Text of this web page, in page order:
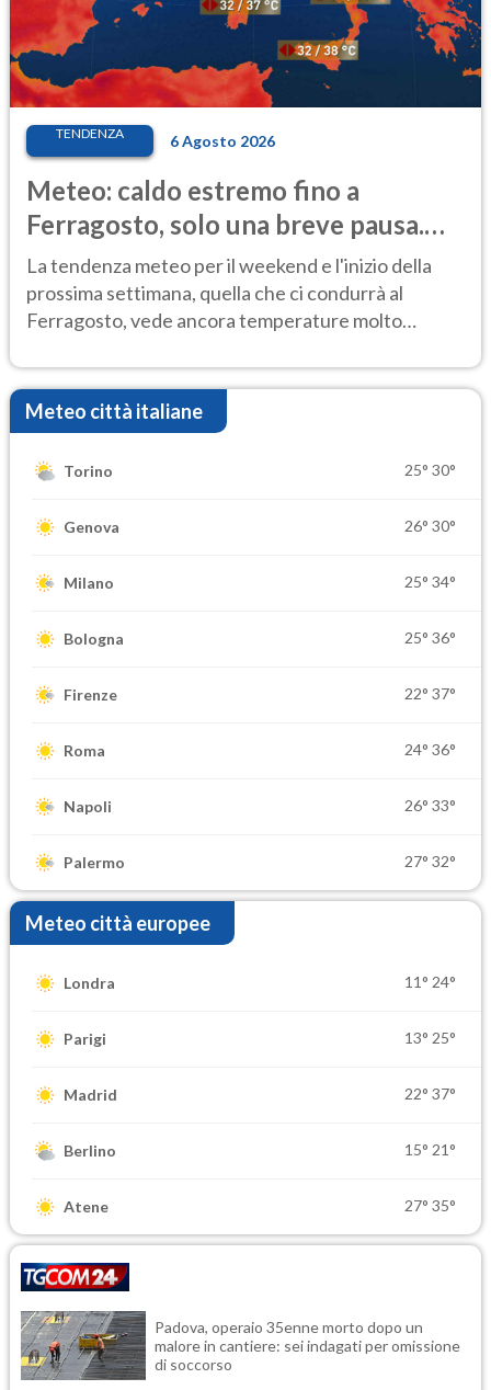
TENDENZA 6 Agosto 2026
Meteo: caldo estremo fino a
Ferragosto, solo una breve pausa.
Ecco dove
La tendenza meteo per il weekend e l'inizio della
prossima settimana, quella che ci condurrà al
Ferragosto, vede ancora temperature molto
Meteo città italiane
Torino 25° 30°
Genova 26° 30°
Milano 25° 34°
Bologna 25° 36°
Firenze 22° 37°
Roma 24° 36°
Napoli 26° 33°
Palermo 27° 32°
Meteo città europee
Londra 11° 24°
Parigi 13° 25°
Madrid 22° 37°
Berlino 15° 21°
Atene 27° 35°
Padova, operaio 35enne morto dopo un
malore in cantiere: sei indagati per omissione
di soccorso